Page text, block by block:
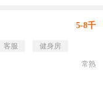
5-8千
客服 健身房
常熟